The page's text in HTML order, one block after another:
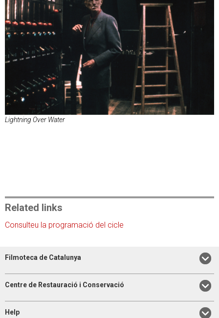
Lightning Over Water
Related links
Consulteu la programació del cicle
Filmoteca de Catalunya
Centre de Restauració i Conservació
Help